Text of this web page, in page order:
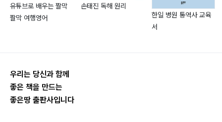
불구하고, 문학과 작문 또한 가르치고 있다.
NY Elite Academy, iBT&SAT
CDI Prep, iBT&Literature
ROK Army, TranslatortoChiefofStaff
유튜브로 배우는 짤막
짤막 여행영어
손태진 독해 원리
한일 병원 통역사 교육
서
우리는 당신과 함께
좋은 책을 만드는
좋은땅 출판사입니다